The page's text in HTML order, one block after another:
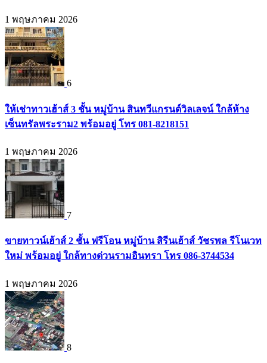
1 พฤษภาคม 2026
6
ให้เช่าทาวเฮ้าส์ 3 ชั้น หมู่บ้าน สินทวีแกรนด์วิลเลจน์ ใกล้ห้าง
เซ็นทรัลพระราม2 พร้อมอยู่ โทร 081-8218151
1 พฤษภาคม 2026
7
ขายทาวน์เฮ้าส์ 2 ชั้น ฟรีโอน หมู่บ้าน สิรีนเฮ้าส์ วัชรพล รีโนเวท
ใหม่ พร้อมอยู่ ใกล้ทางด่วนรามอินทรา โทร 086-3744534
1 พฤษภาคม 2026
8